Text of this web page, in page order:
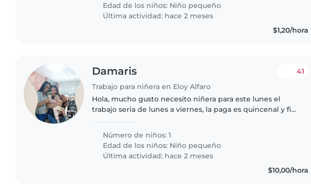
Edad de los niños: Niño pequeño
Última actividad: hace 2 meses
$1,20/hora
Damaris
Trabajo para niñera en Eloy Alfaro
41
Hola, mucho gusto necesito niñera para este lunes el
trabajo seria de lunes a viernes, la paga es quincenal y fin
Número de niños: 1
Edad de los niños: Niño pequeño
Última actividad: hace 2 meses
$10,00/hora